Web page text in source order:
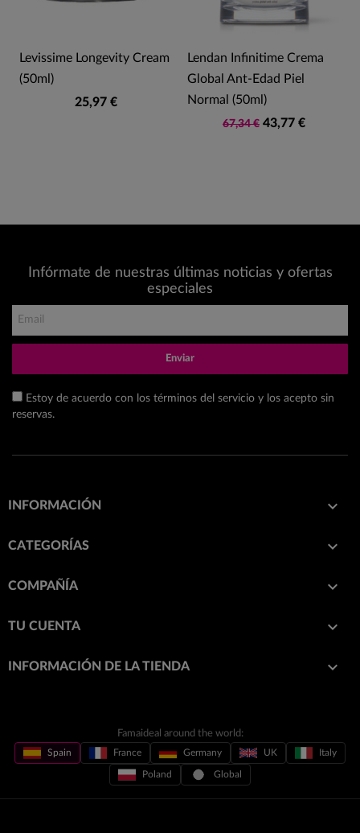
Levissime Longevity Cream
(50ml)
25,97 €
Lendan Infinitime Crema
Global Ant-Edad Piel
Normal (50ml)
67,34 € 43,77 €
Infórmate de nuestras últimas noticias y ofertas
especiales
Enviar
Estoy de acuerdo con los términos del servicio y los acepto sin
reservas.
INFORMACIÓN 
CATEGORÍAS 
COMPAÑÍA 
TU CUENTA 
INFORMACIÓN DE LA TIENDA keyboard_arrow_down
Famaideal around the world:
Spain France Germany UK Italy
Poland Global